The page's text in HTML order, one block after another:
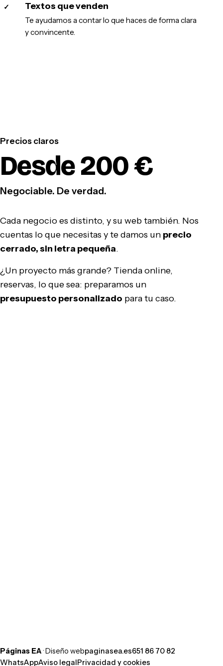
✓ Textos que venden
Te ayudamos a contar lo que haces de forma clara
y convincente.
Precios claros
Desde 200 €
Negociable. De verdad.
Cada negocio es distinto, y su web también. Nos
cuentas lo que necesitas y te damos un precio
cerrado, sin letra pequeña.
¿Un proyecto más grande? Tienda online,
reservas, lo que sea: preparamos un
presupuesto personalizado para tu caso.
Páginas EA· Diseño webpaginasea.es651 86 70 82
WhatsAppAviso legalPrivacidad y cookies